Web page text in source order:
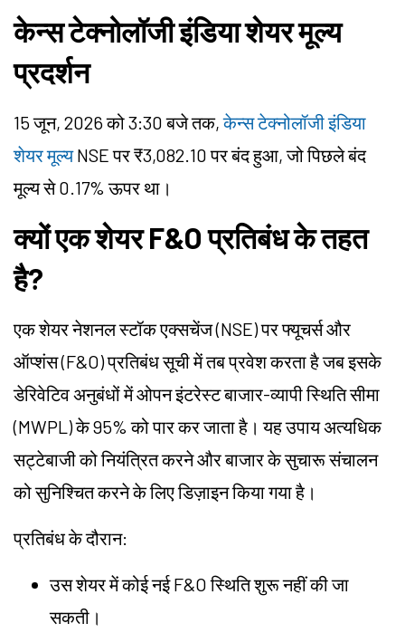
केन्स टेक्नोलॉजी इंडिया शेयर मूल्य
प्रदर्शन
15 जून, 2026 को 3:30 बजे तक,केन्स टेक्नोलॉजी इंडिया
शेयर मूल्यNSE पर ₹3,082.10 पर बंद हुआ, जो पिछले बंद
मूल्य से 0.17% ऊपर था।
क्यों एक शेयर F&O प्रतिबंध के तहत
है?
एक शेयर नेशनल स्टॉक एक्सचेंज (NSE) पर फ्यूचर्स और
ऑप्शंस (F&O) प्रतिबंध सूची में तब प्रवेश करता है जब इसके
डेरिवेटिव अनुबंधों में ओपन इंटरेस्ट बाजार-व्यापी स्थिति सीमा
(MWPL) के 95% को पार कर जाता है। यह उपाय अत्यधिक
सट्टेबाजी को नियंत्रित करने और बाजार के सुचारू संचालन
को सुनिश्चित करने के लिए डिज़ाइन किया गया है।
प्रतिबंध के दौरान:
उस शेयर में कोई नई F&O स्थिति शुरू नहीं की जा
सकती।